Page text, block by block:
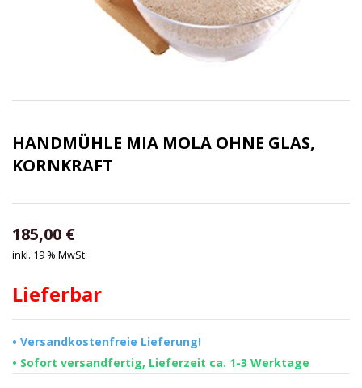
HANDMÜHLE MIA MOLA OHNE GLAS,
KORNKRAFT
185,00 €
inkl. 19 % MwSt.
Lieferbar
• Versandkostenfreie Lieferung!
• Sofort versandfertig, Lieferzeit ca. 1-3 Werktage